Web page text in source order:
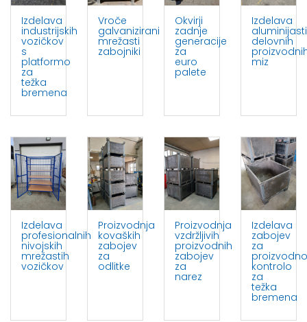
Izdelava
industrijskih
vozičkov
s
platformo
za
težka
bremena
Vroče
galvanizirani
mrežasti
zabojniki
Okvirji
zadnje
generacije
za
euro
palete
Izdelava
delovnih
miz
Izdelava
profesionalnih
nivojskih
mrežastih
vozičkov
Proizvodnja
kovaških
zabojev
za
odlitke
Proizvodnja
vzdržljivih
proizvodnih
zabojev
za
narez
Izdelava
zabojev
za
proizvodno
kontrolo
za
težka
bremena